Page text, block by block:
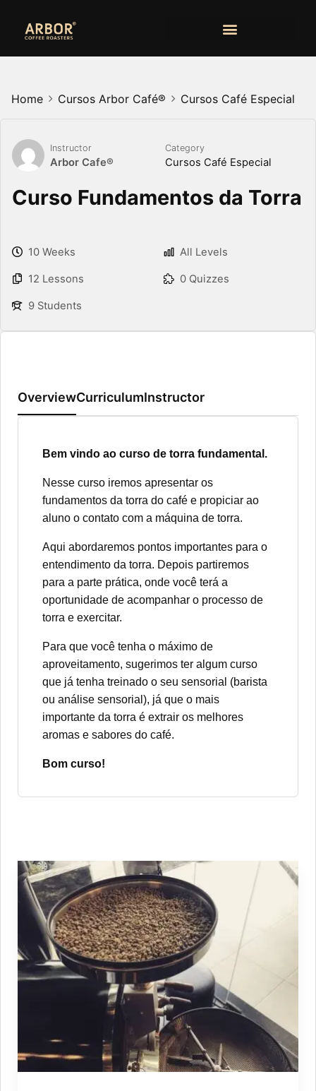
Home Cursos Arbor Café® Cursos Café Especial
Instructor
Arbor Cafe®
Category
Cursos Café Especial
Curso Fundamentos da Torra
10 Weeks All Levels
12 Lessons 0 Quizzes
9 Students
OverviewCurriculumInstructor
Bem vindo ao curso de torra fundamental.
Nesse curso iremos apresentar os
fundamentos da torra do café e propiciar ao
aluno o contato com a máquina de torra.
Aqui abordaremos pontos importantes para o
entendimento da torra. Depois partiremos
para a parte prática, onde você terá a
oportunidade de acompanhar o processo de
torra e exercitar.
Para que você tenha o máximo de
aproveitamento, sugerimos ter algum curso
que já tenha treinado o seu sensorial (barista
ou análise sensorial), já que o mais
importante da torra é extrair os melhores
aromas e sabores do café.
Bom curso!